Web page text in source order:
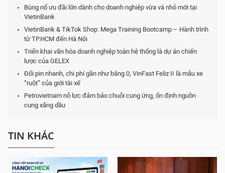
Bùng nổ ưu đãi lớn dành cho doanh nghiệp vừa và nhỏ mới tại
VietinBank
VietinBank & TikTok Shop: Mega Training Bootcamp – Hành trình
từ TP.HCM đến Hà Nội
Triển khai văn hóa doanh nghiệp toàn hệ thống là dự án chiến
lược của GELEX
Đổi pin nhanh, chi phí gần như bằng 0, VinFast Feliz II là mẫu xe
“ruột” của giới tài xế
Petrovietnam nỗ lực đảm bảo chuỗi cung ứng, ổn định nguồn
cung xăng dầu
TIN KHÁC